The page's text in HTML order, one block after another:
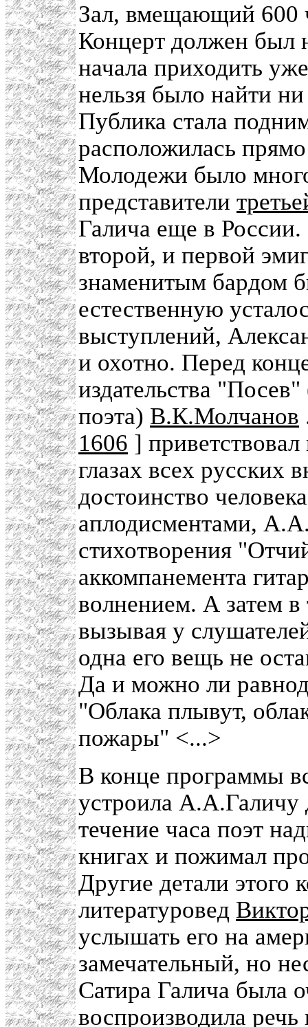
Зал, вмещающий 600
Концерт должен был
начала приходить
нельзя было найти
Публика стала
расположилась
Молодежи было
представители
Галича еще в
второй, и первой
знаменитым бардом
естественную
выступлений,
и охотно. Перед
издательства
поэта) В.К.Молчанов
1606 ]
глазах всех русских
достоинство
аплодисментами,
стихотворения
аккомпанемента
волнением. А затем в
вызывая у
одна его вещь не
Да и можно ли
"Облака плывут,
пожары" <...>
В конце программы
устроила
течение часа поэт
книгах и пожимал
Другие детали этого
литературовед
услышать его на
замечательный, но
Сатира Галича была
воспроизводила